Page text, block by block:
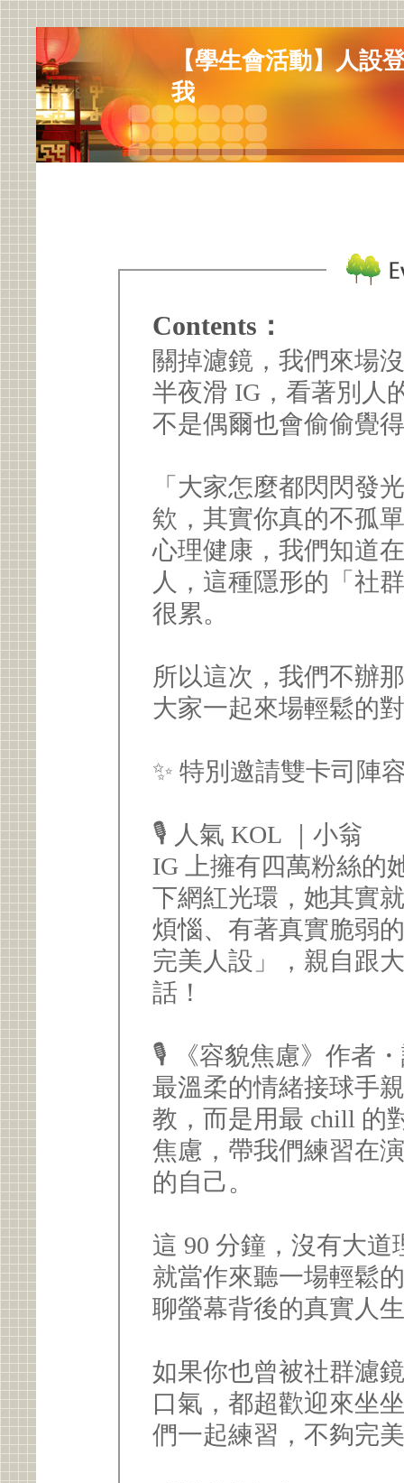
【學生會活動】人設
我
Contents：
關掉濾鏡，我們來場
半夜滑 IG，看著別人
不是偶爾也會偷偷覺
「大家怎麼都閃閃發
欸，其實你真的不孤
心理健康，我們知道
人，這種隱形的「社
很累。
所以這次，我們不辦
大家一起來場輕鬆的
✨ 特別邀請雙卡司陣
🎙️ 人氣 KOL ｜小翁
IG 上擁有四萬粉絲的
下網紅光環，她其實
煩惱、有著真實脆弱
完美人設」，親自跟
話！
🎙️ 《容貌焦慮》作者
最溫柔的情緒接球手
教，而是用最 chill 的
焦慮，帶我們練習在
的自己。
這 90 分鐘，沒有大
就當作來聽一場輕鬆
聊螢幕背後的真實人
如果你也曾被社群濾
口氣，都超歡迎來坐
們一起練習，不夠完